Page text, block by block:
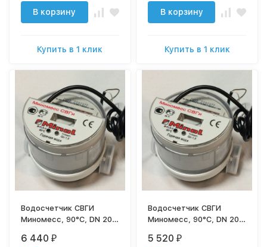
В корзину
Купить в 1 клик
В корзину
Купить в 1 клик
Водосчетчик СВГИ
Миномесс, 90°C, DN 20,
(1L/Imp.), с присоед.
6 440 ₽
Водосчетчик СВГИ
Миномесс, 90°C, DN 20,
(1L/Imp.), без присоед.
5 520 ₽